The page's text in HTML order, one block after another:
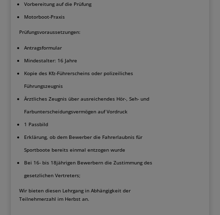
Vorbereitung auf die Prüfung
Motorboot-Praxis
Prüfungsvoraussetzungen:
Antragsformular
Mindestalter: 16 Jahre
Kopie des Kfz-Führerscheins oder polizeiliches
Führungszeugnis
Ärztliches Zeugnis über ausreichendes Hör-, Seh- und
Farbunterscheidungsvermögen auf Vordruck
1 Passbild
Erklärung, ob dem Bewerber die Fahrerlaubnis für
Sportboote bereits einmal entzogen wurde
Bei 16- bis 18jährigen Bewerbern die Zustimmung des
gesetzlichen Vertreters;
Wir bieten diesen Lehrgang in Abhängigkeit der
Teilnehmerzahl im Herbst an.